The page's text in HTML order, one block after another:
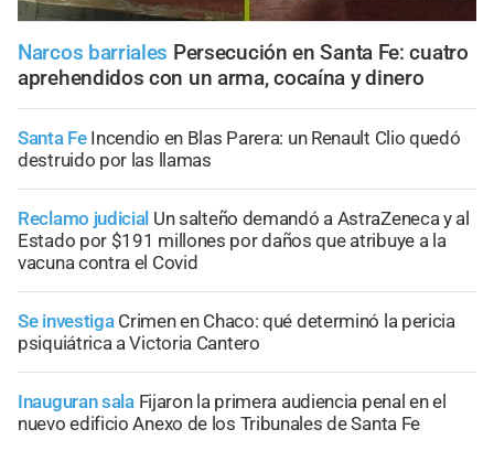
Narcos barriales Persecución en Santa Fe: cuatro
aprehendidos con un arma, cocaína y dinero
Santa Fe Incendio en Blas Parera: un Renault Clio quedó
destruido por las llamas
Reclamo judicial Un salteño demandó a AstraZeneca y al
Estado por $191 millones por daños que atribuye a la
vacuna contra el Covid
Se investiga Crimen en Chaco: qué determinó la pericia
psiquiátrica a Victoria Cantero
Inauguran sala Fijaron la primera audiencia penal en el
nuevo edificio Anexo de los Tribunales de Santa Fe